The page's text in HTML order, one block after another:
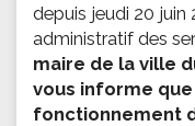
depuis jeudi 20 juin
administratif des
maire de la ville
vous informe
fonctionnement